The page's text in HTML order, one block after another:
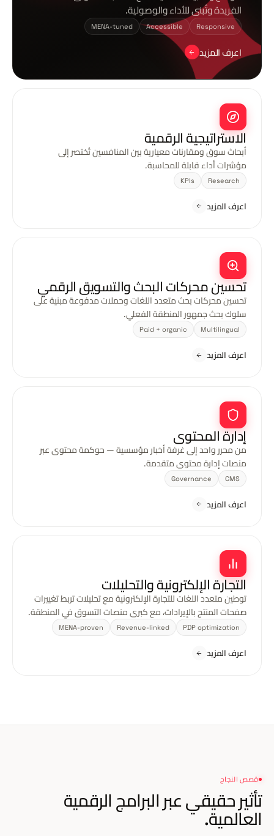
الفريدة وتُبنى للأداء والوصولية.
Responsive
Accessible
MENA-tuned
اعرف المزيد
الاستراتيجية الرقمية
أبحاث سوق ومقارنات معيارية بين المنافسين تُختصر إلى
مؤشرات أداء قابلة للمحاسبة.
Research
KPIs
اعرف المزيد
تحسين محركات البحث والتسويق الرقمي
تحسين محركات بحث متعدد اللغات وحملات مدفوعة مبنية على
سلوك بحث جمهور المنطقة الفعلي.
Multilingual
Paid + organic
اعرف المزيد
إدارة المحتوى
من محرر واحد إلى غرفة أخبار مؤسسية — حوكمة محتوى عبر
منصات إدارة محتوى متقدمة.
CMS
Governance
اعرف المزيد
التجارة الإلكترونية والتحليلات
توطين متعدد اللغات للتجارة الإلكترونية مع تحليلات تربط تغييرات
صفحات المنتج بالإيرادات، مع كبرى منصات التسوق في المنطقة.
PDP optimization
Revenue-linked
MENA-proven
اعرف المزيد
قصص النجاح
تأثير حقيقي عبرالبرامج الرقمية
العالمية.